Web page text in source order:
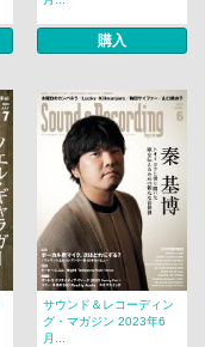
購入
サウンド＆レコーディン
グ・マガジン 2023年6
月...